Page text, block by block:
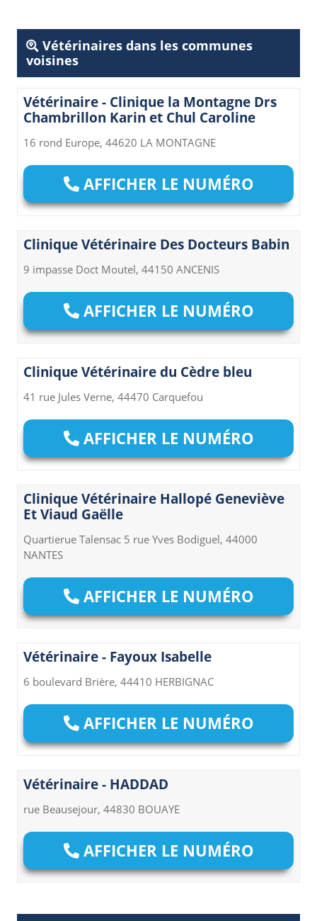
Vétérinaires dans les communes
voisines
Vétérinaire - Clinique la Montagne Drs
Chambrillon Karin et Chul Caroline
16 rond Europe, 44620 LA MONTAGNE
AFFICHER LE NUMÉRO
Clinique Vétérinaire Des Docteurs Babin
9 impasse Doct Moutel, 44150 ANCENIS
AFFICHER LE NUMÉRO
Clinique Vétérinaire du Cèdre bleu
41 rue Jules Verne, 44470 Carquefou
AFFICHER LE NUMÉRO
Clinique Vétérinaire Hallopé Geneviève
Et Viaud Gaëlle
Quartierue Talensac 5 rue Yves Bodiguel, 44000
NANTES
AFFICHER LE NUMÉRO
Vétérinaire - Fayoux Isabelle
6 boulevard Brière, 44410 HERBIGNAC
AFFICHER LE NUMÉRO
Vétérinaire - HADDAD
rue Beausejour, 44830 BOUAYE
AFFICHER LE NUMÉRO